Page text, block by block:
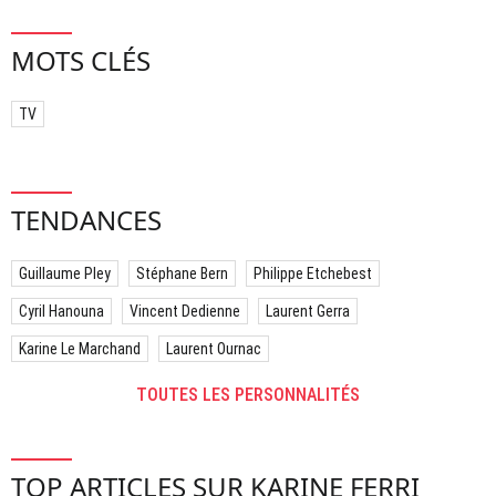
MOTS CLÉS
TV
TENDANCES
Guillaume Pley Stéphane Bern Philippe Etchebest
Cyril Hanouna Vincent Dedienne Laurent Gerra
Karine Le Marchand Laurent Ournac
TOUTES LES PERSONNALITÉS
TOP ARTICLES SUR KARINE FERRI